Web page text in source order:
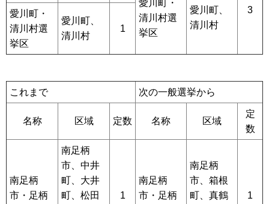
愛川町・
清川村選
挙区
愛川町、
清川村
3
愛川町・
清川村選
挙区
愛川町、
清川村
1
これまで 次の一般選挙から
名称 区域 定数 名称 区域
定
数
南足柄
市・足柄
南足柄
市、中井
町、大井
町、松田
1
南足柄
市・足柄
南足柄
市、箱根
町、真鶴
1